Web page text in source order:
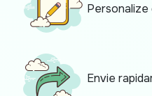
Envie